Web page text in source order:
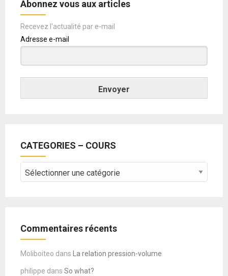
Abonnez vous aux articles
Recevez l'actualité par e-mail
Adresse e-mail
Envoyer
CATEGORIES – COURS
–
Commentaires récents
Moliboiteo dans La relation pression-volume
philippe dans So what?